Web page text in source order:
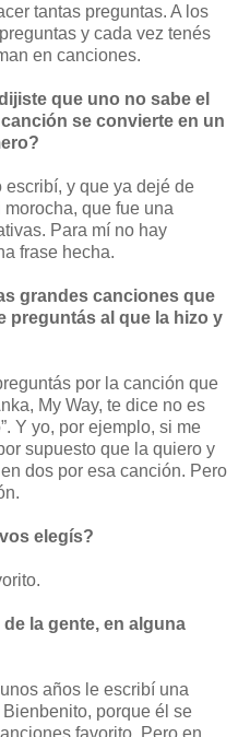
tantas preguntas. A los
y cada vez tenés
en canciones.
que uno no sabe el
se convierte en un
escribí, y que ya dejé de
que fue una
Para mí no hay
frase hecha.
grandes canciones que
preguntás al que la hizo y
por la canción que
My Way, te dice no es
Y yo, por ejemplo, si me
supuesto que la quiero y
dos por esa canción. Pero
elegís?
la gente, en alguna
años le escribí una
porque él se
favorito. Pero en